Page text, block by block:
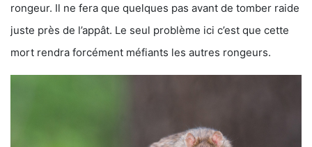
rongeur. Il ne fera que quelques pas avant de tomber raide
juste près de l’appât. Le seul problème ici c’est que cette
mort rendra forcément méfiants les autres rongeurs.